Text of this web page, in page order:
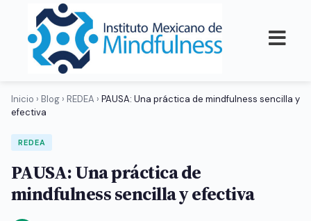
Inicio › Blog › REDEA › PAUSA: Una práctica de mindfulness sencilla y
efectiva
REDEA
PAUSA: Una práctica de
mindfulness sencilla y efectiva